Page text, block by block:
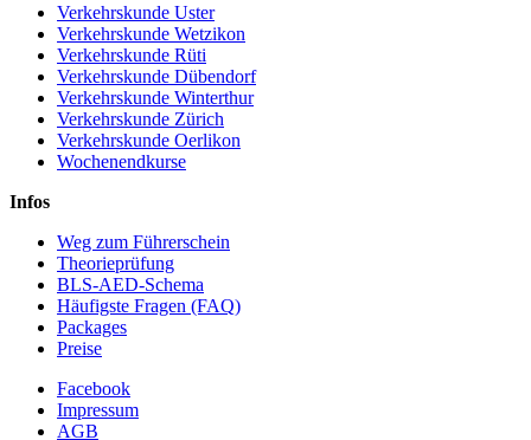
Verkehrskunde Uster
Verkehrskunde Wetzikon
Verkehrskunde Rüti
Verkehrskunde Dübendorf
Verkehrskunde Winterthur
Verkehrskunde Zürich
Verkehrskunde Oerlikon
Wochenendkurse
Infos
Weg zum Führerschein
Theorieprüfung
BLS-AED-Schema
Häufigste Fragen (FAQ)
Packages
Preise
Facebook
Impressum
AGB